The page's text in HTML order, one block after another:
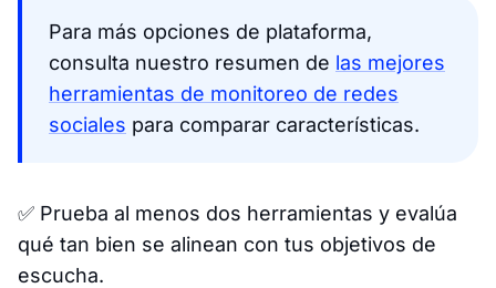
Para más opciones de plataforma,
consulta nuestro resumen de las mejores
herramientas de monitoreo de redes
sociales para comparar características.
✅ Prueba al menos dos herramientas y evalúa
qué tan bien se alinean con tus objetivos de
escucha.